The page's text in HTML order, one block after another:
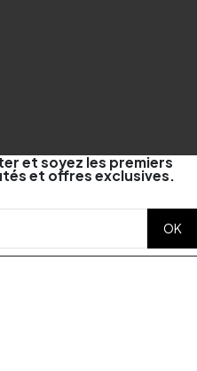
et soyez les premiers
et offres exclusives.